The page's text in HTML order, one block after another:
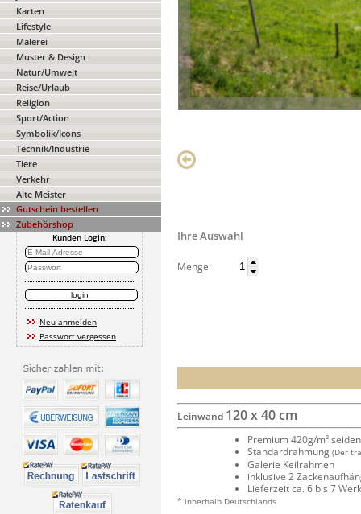
Karten
Lifestyle
Malerei
Muster & Design
Natur/Umwelt
Reise/Urlaub
Religion
Sport/Action
Symbolik/Icons
Technik/Industrie
Tiere
Verkehr
Alte Meister
Gutschein bestellen
Zubehörshop
Kunden Login:
Neu anmelden
Passwort vergessen
Ihre Auswahl
Menge:
Leinwand 120 x 40 cm
Premium 420g/m²
Standardrahmung (Der
Galerie Keilrahmen
inklusive 2
Lieferzeit ca. 6 bis 7
* innerhalb Deutschlands